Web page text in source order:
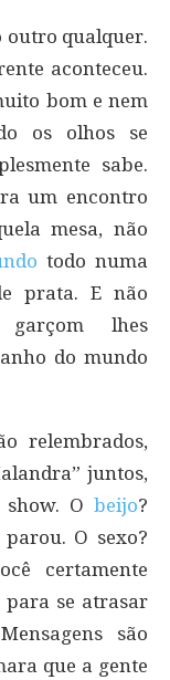
outro qualquer.
aconteceu.
bom e nem
os olhos se
sabe.
um encontro
mesa, não
todo numa
prata. E não
lhes
do mundo
relembrados,
juntos,
O beijo?
O sexo?
certamente
se atrasar
são
que a gente